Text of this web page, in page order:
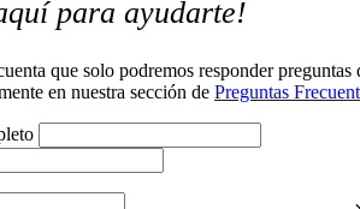
para ayudarte!
que solo podremos responder preguntas
en nuestra sección de Preguntas